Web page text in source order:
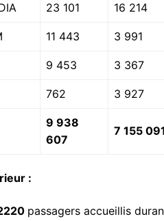
23 101 16 214
11 443 3 991
9 453 3 367
762 3 927
9 938
607
7 155 091
:
passagers accueillis